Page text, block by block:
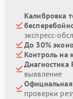
Калибровка
экспресс-
До 30%
Контроль на
Диагностика
выявление
Официальная
проверки